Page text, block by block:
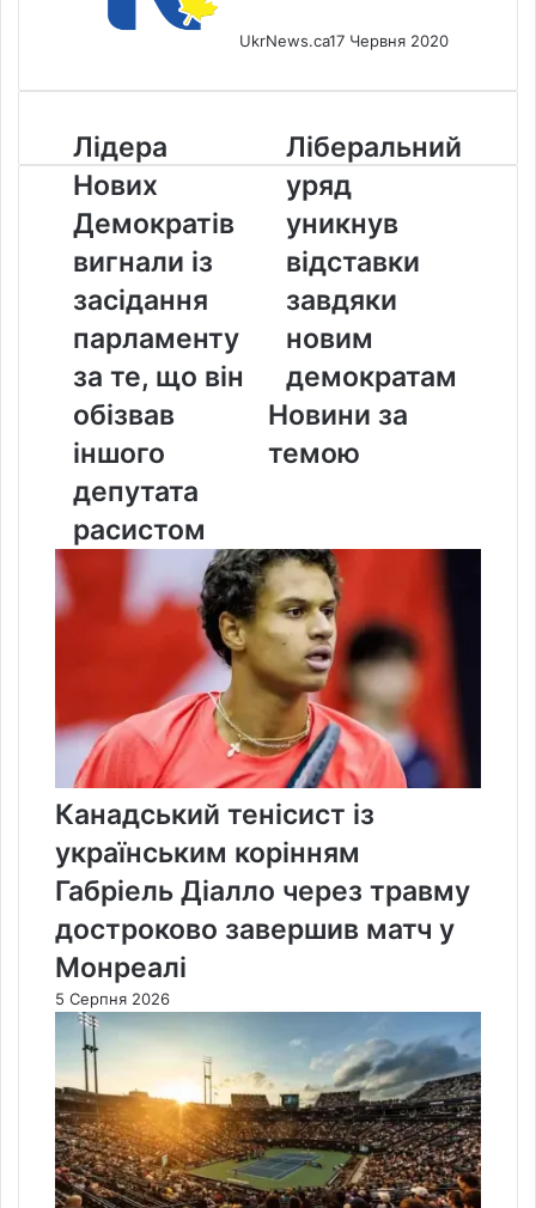
UkrNews.ca17 Червня 2020
Лідера
Нових
Демократів
вигнали
із
засідання
парламенту
за
те,
він
обізвав
іншого
депутата
расистом
Лідера
Нових
Демократів
вигнали із
засідання
парламенту
за те, що він
обізвав
іншого
депутата
расистом
Ліберальний
уряд
уникнув
відставки
завдяки
новим
Ліберальний
уряд
уникнув
відставки
завдяки
новим
демократам
Новини за
темою
Канадський тенісист із
українським корінням
Габріель Діалло через травму
достроково завершив матч у
Монреалі
5 Серпня 2026